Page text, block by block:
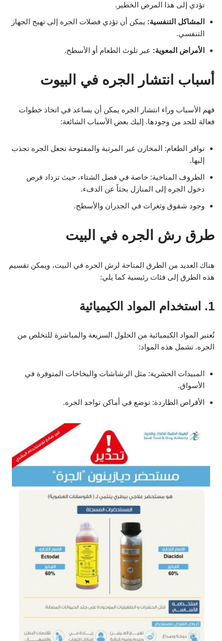
تؤدي إلى هذا المرض الخطير.
المشاكل التنفسية: يمكن أن تؤدي فضلات الجره إلى تهيج الجهاز
التنفسي.
الأمراض المعوية: عبر تلوث الطعام أو الأسطح.
أسباب انتشار الجره في البيوت
فهم الأسباب وراء انتشار الجره يمكن أن يساعد في اتخاذ خطوات
فعالة للحد من وجودها. إليك بعض الأسباب الشائعة:
توافر الطعام: المخازن غير المرتبة والمفتوحة تجعل الجره تجذب
إليها.
الظروف المناخية: خاصة في فصل الشتاء، حيث تزداد فرص
دخول الجره إلى المنازل بحثاً عن الدفء.
وجود شقوق وثغرات في الجدران والأسطح.
طرق رش الجره في البيت
هناك العديد من الطرق المتاحة لرش الجره في البيت، ويمكن تقسيم
هذه الطرق إلى فئات رئيسية كما يلي:
1. استخدام المواد الكيميائية
تُعتبر المواد الكيميائية من الحلول السريعة والمباشرة للتخلص من
الجره. تشمل هذه المواد:
المبيدات الحشرية: مثل الرشاشات والبخاخات المتوفرة في
الأسواق.
الأقراص الطاردة: توضع في أماكن تواجد الجره.